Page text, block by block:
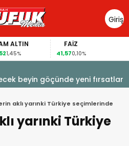
Giriş
Yap
ALTIN
1,45%
FAİZ
41,570,10%
yerleşecek beyin göçünde yeni fırsatlar
aklı yarınki Türkiye seçimlerinde
yarınki Türkiye